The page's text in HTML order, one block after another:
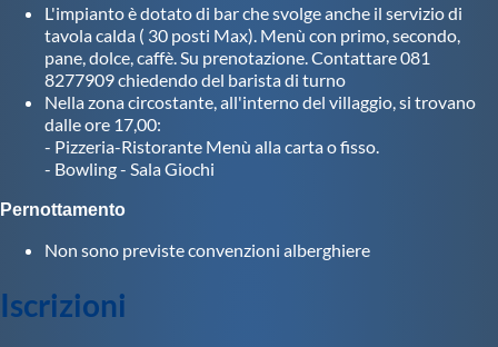
Videogallery
Intranet
Contatti
Mappa del sito
L'impianto è dotato di bar che svolge anche il servizio di
tavola calda ( 30 posti Max). Menù con primo, secondo,
pane, dolce, caffè. Su prenotazione. Contattare 081
8277909 chiedendo del barista di turno
Nella zona circostante, all'interno del villaggio, si trovano
dalle ore 17,00:
- Pizzeria-Ristorante Menù alla carta o fisso.
- Bowling - Sala Giochi
Pernottamento
Non sono previste convenzioni alberghiere
Iscrizioni